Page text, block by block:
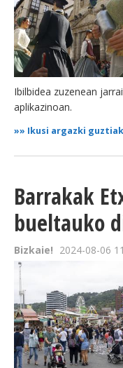
Ibilbidea zuzenean
aplikazinoan.
»» Ikusi argazki
Barrakak
bueltauko
Bizkaie! 2024-08-06